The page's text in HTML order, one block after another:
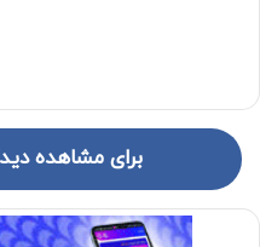
برای مشاهده